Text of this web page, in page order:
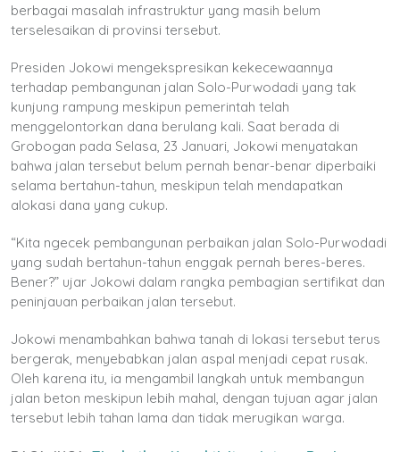
berbagai masalah infrastruktur yang masih belum
terselesaikan di provinsi tersebut.
Presiden Jokowi mengekspresikan kekecewaannya
terhadap pembangunan jalan Solo-Purwodadi yang tak
kunjung rampung meskipun pemerintah telah
menggelontorkan dana berulang kali. Saat berada di
Grobogan pada Selasa, 23 Januari, Jokowi menyatakan
bahwa jalan tersebut belum pernah benar-benar diperbaiki
selama bertahun-tahun, meskipun telah mendapatkan
alokasi dana yang cukup.
“Kita ngecek pembangunan perbaikan jalan Solo-Purwodadi
yang sudah bertahun-tahun enggak pernah beres-beres.
Bener?” ujar Jokowi dalam rangka pembagian sertifikat dan
peninjauan perbaikan jalan tersebut.
Jokowi menambahkan bahwa tanah di lokasi tersebut terus
bergerak, menyebabkan jalan aspal menjadi cepat rusak.
Oleh karena itu, ia mengambil langkah untuk membangun
jalan beton meskipun lebih mahal, dengan tujuan agar jalan
tersebut lebih tahan lama dan tidak merugikan warga.